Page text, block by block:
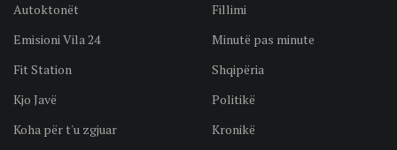
Autoktonët
Emisioni Vila 24
Fit Station
Kjo Javë
Koha për t'u zgjuar
Fillimi
Minutë pas minute
Shqipëria
Politikë
Kronikë